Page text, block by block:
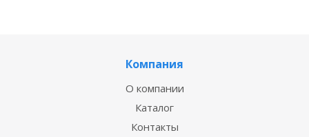
Компания
О компании
Каталог
Контакты